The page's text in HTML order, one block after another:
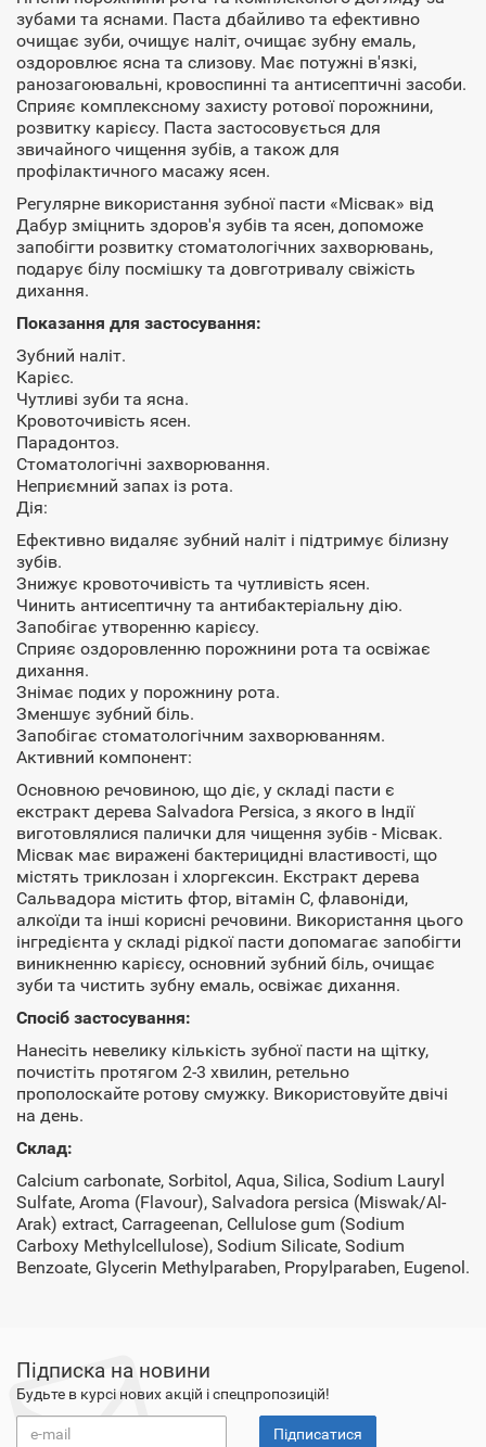
зубами та яснами. Паста дбайливо та ефективно
очищає зуби, очищує наліт, очищає зубну емаль,
оздоровлює ясна та слизову. Має потужні в'язкі,
ранозагоювальні, кровоспинні та антисептичні засоби.
Сприяє комплексному захисту ротової порожнини,
розвитку карієсу. Паста застосовується для
звичайного чищення зубів, а також для
профілактичного масажу ясен.
Регулярне використання зубної пасти «Місвак» від
Дабур зміцнить здоров'я зубів та ясен, допоможе
запобігти розвитку стоматологічних захворювань,
подарує білу посмішку та довготривалу свіжість
дихання.
Показання для застосування:
Зубний наліт.
Карієс.
Чутливі зуби та ясна.
Кровоточивість ясен.
Парадонтоз.
Стоматологічні захворювання.
Неприємний запах із рота.
Дія:
Ефективно видаляє зубний наліт і підтримує білизну
зубів.
Знижує кровоточивість та чутливість ясен.
Чинить антисептичну та антибактеріальну дію.
Запобігає утворенню карієсу.
Сприяє оздоровленню порожнини рота та освіжає
дихання.
Знімає подих у порожнину рота.
Зменшує зубний біль.
Запобігає стоматологічним захворюванням.
Активний компонент:
Основною речовиною, що діє, у складі пасти є
екстракт дерева Salvadora Persica, з якого в Індії
виготовлялися палички для чищення зубів - Місвак.
Місвак має виражені бактерицидні властивості, що
містять триклозан і хлоргексин. Екстракт дерева
Сальвадора містить фтор, вітамін С, флавоніди,
алкоїди та інші корисні речовини. Використання цього
інгредієнта у складі рідкої пасти допомагає запобігти
виникненню карієсу, основний зубний біль, очищає
зуби та чистить зубну емаль, освіжає дихання.
Спосіб застосування:
Нанесіть невелику кількість зубної пасти на щітку,
почистіть протягом 2-3 хвилин, ретельно
прополоскайте ротову смужку. Використовуйте двічі
на день.
Склад:
Calcium carbonate, Sorbitol, Aqua, Silica, Sodium Lauryl
Sulfate, Aroma (Flavour), Salvadora persica (Miswak/Al-
Arak) extract, Carrageenan, Cellulose gum (Sodium
Carboxy Methylcellulose), Sodium Silicate, Sodium
Benzoate, Glycerin Methylparaben, Propylparaben, Eugenol.
Підписка на новини
Будьте в курсі нових акцій і спецпропозицій!
Підписатися